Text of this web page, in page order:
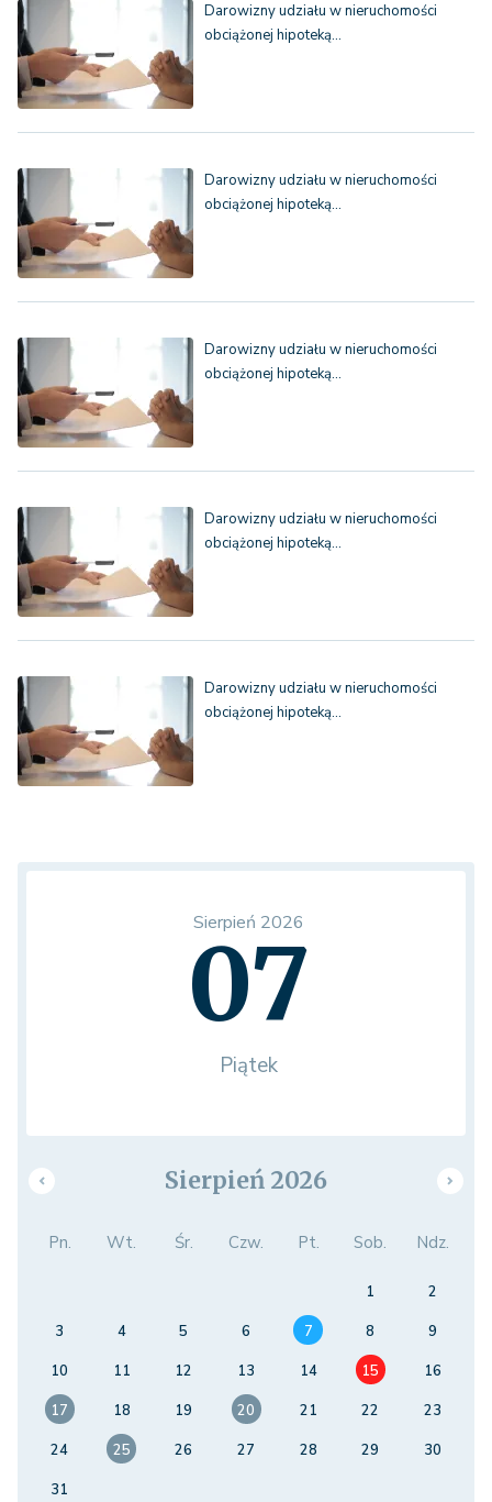
Darowizny udziału w nieruchomości
obciążonej hipoteką…
Darowizny udziału w nieruchomości
obciążonej hipoteką…
Darowizny udziału w nieruchomości
obciążonej hipoteką…
Darowizny udziału w nieruchomości
obciążonej hipoteką…
Darowizny udziału w nieruchomości
obciążonej hipoteką…
Sierpień 2026
07
Piątek
Sierpień 2026
Pn. Wt. Śr. Czw. Pt. Sob. Ndz.
1
2
3
4 5 6 7 8
9
10
11 12 13 14 15
16
17
18 19 20 21 22
23
24
25 26 27 28 29
30
31